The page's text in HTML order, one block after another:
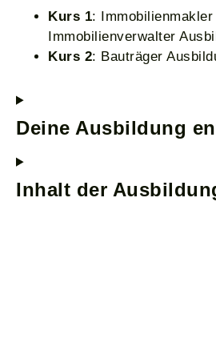
Kurs 1: Immobilienmakler
Immobilienverwalter
Kurs 2: Bauträger
Deine Ausbildung
Inhalt der